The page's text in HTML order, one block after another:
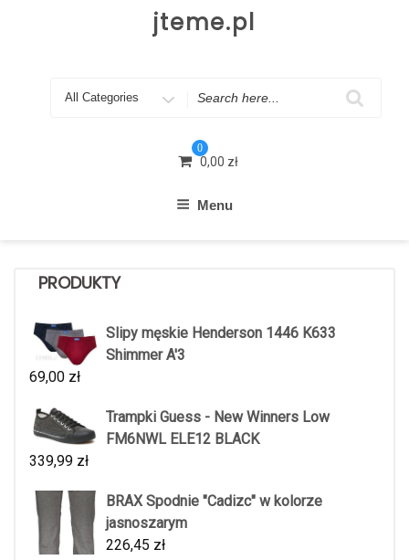
jteme.pl
Search
0
0,00 zł
Menu
PRODUKTY
Slipy męskie Henderson 1446 K633
Shimmer A'3
69,00 zł
Trampki Guess - New Winners Low
FM6NWL ELE12 BLACK
339,99 zł
BRAX Spodnie "Cadizc" w kolorze
jasnoszarym
226,45 zł